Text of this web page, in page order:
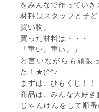
をみんなで作っていき
材料はスタッフと子
買い物。
買った材料は・・・
「重い。重い。」
と言いながらも頑張
た！★(^^♪
まずは、ひもくじ！！
商品は、みんな大好き
じゃんけんをして順